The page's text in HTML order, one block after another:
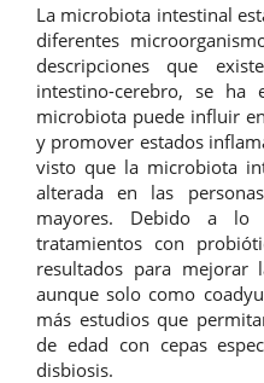
La microbiota intestinal
diferentes
descripciones que
intestino-cerebro, se
microbiota puede influir
y promover estados
visto que la microbiota
alterada en las
mayores. Debido a lo
tratamientos con
resultados para mejorar
aunque solo como
más estudios que
de edad con cepas
disbiosis.